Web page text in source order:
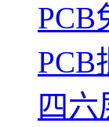
PCB
PCB
四